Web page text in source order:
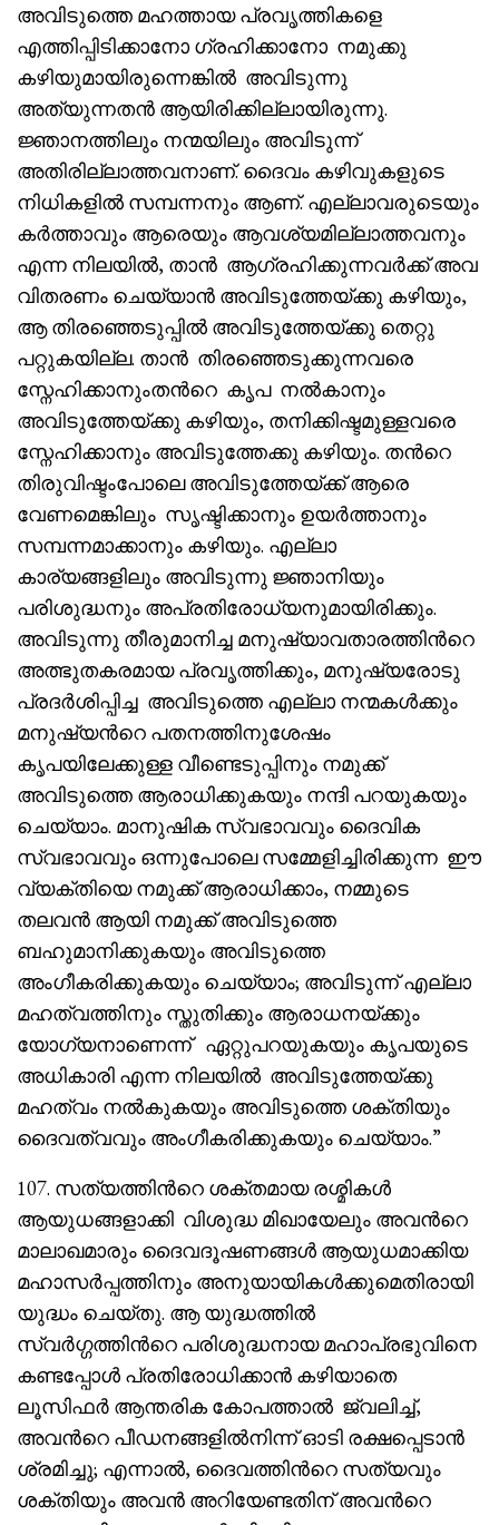
അവിടുത്തെ മഹത്തായ പ്രവൃത്തികളെ
എത്തിപ്പിടിക്കാനോ ഗ്രഹിക്കാനോ നമുക്കു
കഴിയുമായിരുന്നെങ്കിൽ അവിടുന്നു
അത്യുന്നതൻ ആയിരിക്കില്ലായിരുന്നു.
ജ്ഞാനത്തിലും നന്മയിലും അവിടുന്ന്
അതിരില്ലാത്തവനാണ്. ദൈവം കഴിവുകളുടെ
നിധികളിൽ സമ്പന്നനും ആണ്. എല്ലാവരുടെയും
കർത്താവും ആരെയും ആവശ്യമില്ലാത്തവനും
എന്ന നിലയിൽ, താൻ ആഗ്രഹിക്കുന്നവർക്ക് അവ
വിതരണം ചെയ്യാൻ അവിടുത്തേയ്ക്കു കഴിയും,
ആ തിരഞ്ഞെടുപ്പിൽ അവിടുത്തേയ്ക്കു തെറ്റു
പറ്റുകയില്ല. താൻ തിരഞ്ഞെടുക്കുന്നവരെ
സ്നേഹിക്കാനുംതൻറെ കൃപ നൽകാനും
അവിടുത്തേയ്ക്കു കഴിയും, തനിക്കിഷ്ടമുള്ളവരെ
സ്നേഹിക്കാനും അവിടുത്തേക്കു കഴിയും. തൻറെ
തിരുവിഷ്ടംപോലെ അവിടുത്തേയ്ക്ക് ആരെ
വേണമെങ്കിലും സൃഷ്ടിക്കാനും ഉയർത്താനും
സമ്പന്നമാക്കാനും കഴിയും. എല്ലാ
കാര്യങ്ങളിലും അവിടുന്നു ജ്ഞാനിയും
പരിശുദ്ധനും അപ്രതിരോധ്യനുമായിരിക്കും.
അവിടുന്നു തീരുമാനിച്ച മനുഷ്യാവതാരത്തിൻറെ
അത്ഭുതകരമായ പ്രവൃത്തിക്കും, മനുഷ്യരോടു
പ്രദർശിപ്പിച്ച അവിടുത്തെ എല്ലാ നന്മകൾക്കും
മനുഷ്യൻറെ പതനത്തിനുശേഷം
കൃപയിലേക്കുള്ള വീണ്ടെടുപ്പിനും നമുക്ക്
അവിടുത്തെ ആരാധിക്കുകയും നന്ദി പറയുകയും
ചെയ്യാം. മാനുഷിക സ്വഭാവവും ദൈവിക
സ്വഭാവവും ഒന്നുപോലെ സമ്മേളിച്ചിരിക്കുന്ന ഈ
വ്യക്തിയെ നമുക്ക് ആരാധിക്കാം, നമ്മുടെ
തലവൻ ആയി നമുക്ക് അവിടുത്തെ
ബഹുമാനിക്കുകയും അവിടുത്തെ
അംഗീകരിക്കുകയും ചെയ്യാം; അവിടുന്ന് എല്ലാ
മഹത്വത്തിനും സ്തുതിക്കും ആരാധനയ്‌ക്കും
യോഗ്യനാണെന്ന് ഏറ്റുപറയുകയും കൃപയുടെ
അധികാരി എന്ന നിലയിൽ അവിടുത്തേയ്ക്കു
മഹത്വം നൽകുകയും അവിടുത്തെ ശക്തിയും
ദൈവത്വവും അംഗീകരിക്കുകയും ചെയ്യാം.”
107. സത്യത്തിൻറെ ശക്തമായ രശ്മികൾ
ആയുധങ്ങളാക്കി വിശുദ്ധ മിഖായേലും അവൻറെ
മാലാഖമാരും ദൈവദൂഷണങ്ങൾ ആയുധമാക്കിയ
മഹാസർപ്പത്തിനും അനുയായികൾക്കുമെതിരായി
യുദ്ധം ചെയ്തു. ആ യുദ്ധത്തിൽ
സ്വർഗ്ഗത്തിൻറെ പരിശുദ്ധനായ മഹാപ്രഭുവിനെ
കണ്ടപ്പോൾ പ്രതിരോധിക്കാൻ കഴിയാതെ
ലൂസിഫർ ആന്തരിക കോപത്താൽ ജ്വലിച്ച്,
അവൻറെ പീഡനങ്ങളിൽനിന്ന് ഓടി രക്ഷപ്പെടാൻ
ശ്രമിച്ചു; എന്നാൽ, ദൈവത്തിൻറെ സത്യവും
ശക്തിയും അവൻ അറിയേണ്ടതിന് അവൻറെ